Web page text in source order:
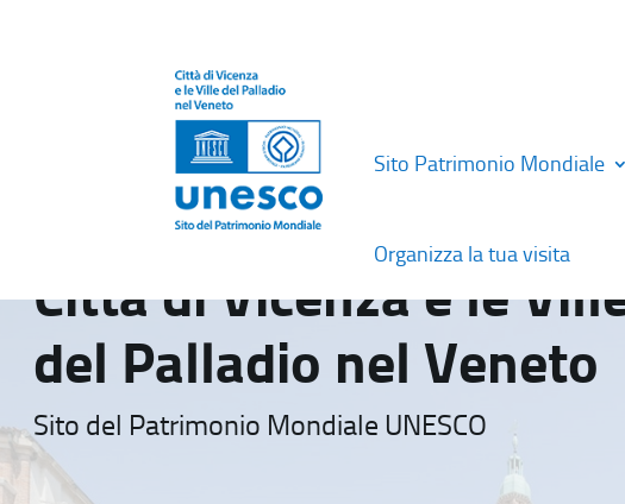
Sito Patrimonio Mondiale
Organizza la tua visita
Città di Vicenza e le
del Palladio nel Veneto
Sito del Patrimonio Mondiale UNESCO